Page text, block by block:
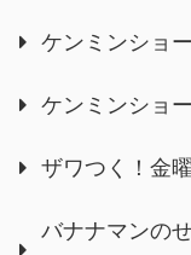
ケンミンショー
ケンミンショー
ザワつく！金
バナナマンの